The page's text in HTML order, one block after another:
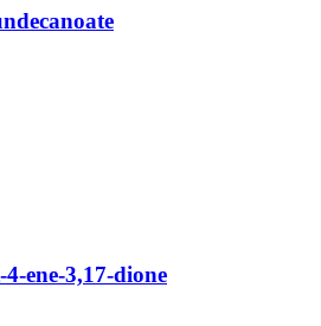
ene-3,17-dione